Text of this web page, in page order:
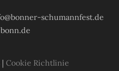
schumannfest.de
| Cookie Richtlinie